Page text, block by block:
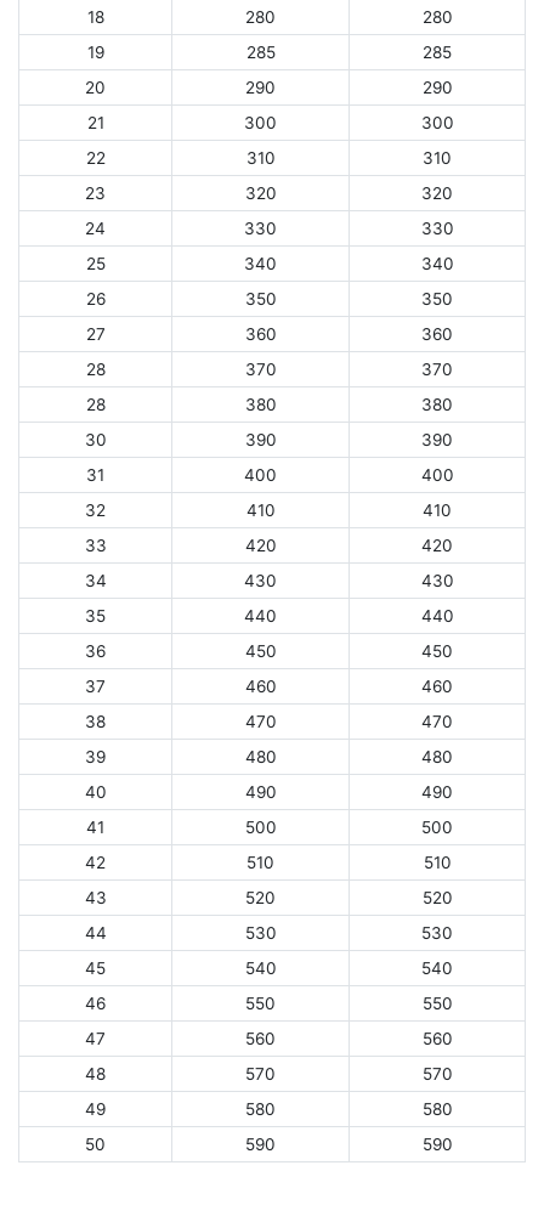
18 280
280
19
285
285
20
290
290
21
300
300
22
310
310
23
320
320
24
330
330
25
340
340
26
350
350
27
360
360
28
370
370
28
380
380
30
390
390
31
400
400
32
410
410
33
420
420
34
430
430
35
440
440
36
450
450
37
460
460
38
470
470
39
480
480
40
490
490
41
500
500
42
510
510
43
520
520
44
530
530
45
540
540
46
550
550
47
560
560
48
570
570
49
580
580
50
590 590